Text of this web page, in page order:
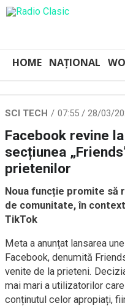
HOME NAȚIONAL
SCI TECH 07:55 / 28/03/
Facebook revine
secțiunea
prietenilor
Noua funcție promite
de comunitate, în
TikTok
Meta a anunțat lansarea
Facebook, denumită
venite de la prieteni.
mai mari a utilizatorilor
conținutul celor apropiați,